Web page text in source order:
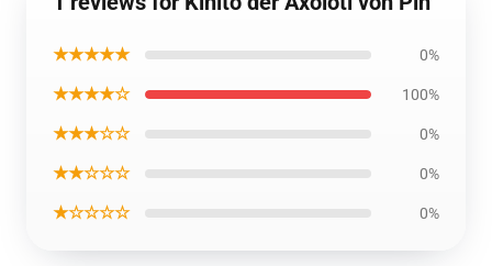
★★★★★ 0%
★★★★☆ 100%
★★★☆☆ 0%
★★☆☆☆ 0%
★☆☆☆☆ 0%